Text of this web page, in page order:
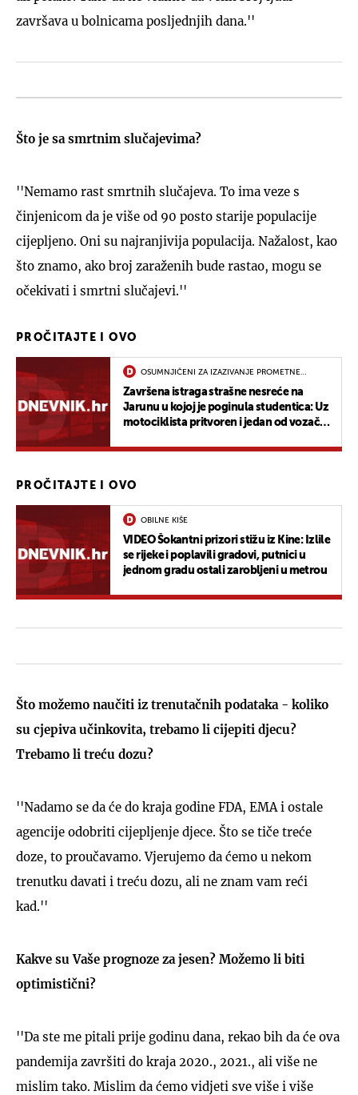
završava u bolnicama posljednjih dana.''
Što je sa smrtnim slučajevima?
''Nemamo rast smrtnih slučajeva. To ima veze s
činjenicom da je više od 90 posto starije populacije
cijepljeno. Oni su najranjivija populacija. Nažalost, kao
što znamo, ako broj zaraženih bude rastao, mogu se
očekivati i smrtni slučajevi.''
PROČITAJTE I OVO
OSUMNJIČENI ZA IZAZIVANJE PROMETNE
Završena istraga strašne nesreće na
Jarunu u kojoj je poginula studentica: Uz
motociklista pritvoren i jedan od vozača
PROČITAJTE I OVO
OBILNE KIŠE
VIDEO Šokantni prizori stižu iz Kine: Izlile
se rijeke i poplavili gradovi, putnici u
jednom gradu ostali zarobljeni u metrou
Što možemo naučiti iz trenutačnih podataka - koliko
su cjepiva učinkovita, trebamo li cijepiti djecu?
Trebamo li treću dozu?
''Nadamo se da će do kraja godine FDA, EMA i ostale
agencije odobriti cijepljenje djece. Što se tiče treće
doze, to proučavamo. Vjerujemo da ćemo u nekom
trenutku davati i treću dozu, ali ne znam vam reći
kad.''
Kakve su Vaše prognoze za jesen? Možemo li biti
optimistični?
''Da ste me pitali prije godinu dana, rekao bih da će ova
pandemija završiti do kraja 2020., 2021., ali više ne
mislim tako. Mislim da ćemo vidjeti sve više i više